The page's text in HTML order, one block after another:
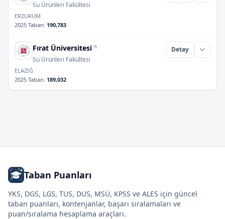
Su Ürünleri Fakültesi
ERZURUM
2025 Taban: 190,783
Fırat Üniversitesi
Su Ürünleri Fakültesi
Detay
ELAZIĞ
2025 Taban: 189,032
Taban Puanları
YKS, DGS, LGS, TUS, DUS, MSÜ, KPSS ve ALES için güncel
taban puanları, kontenjanlar, başarı sıralamaları ve
puan/sıralama hesaplama araçları.